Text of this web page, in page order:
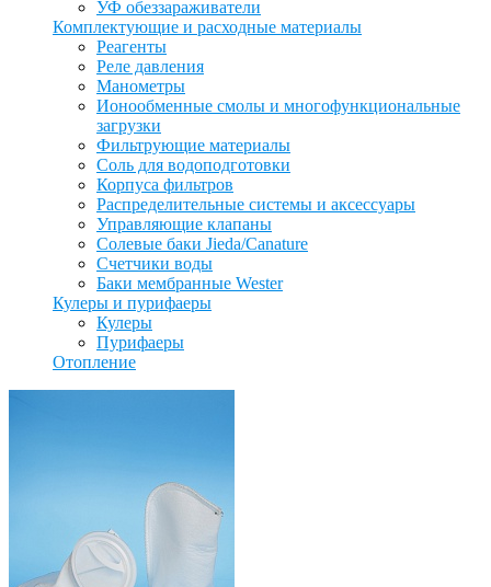
УФ обеззараживатели
Комплектующие и расходные материалы
Реагенты
Реле давления
Манометры
Ионообменные смолы и многофункциональные
загрузки
Фильтрующие материалы
Соль для водоподготовки
Корпуса фильтров
Распределительные системы и аксессуары
Управляющие клапаны
Солевые баки Jieda/Canature
Счетчики воды
Баки мембранные Wester
Кулеры и пурифаеры
Кулеры
Пурифаеры
Отопление